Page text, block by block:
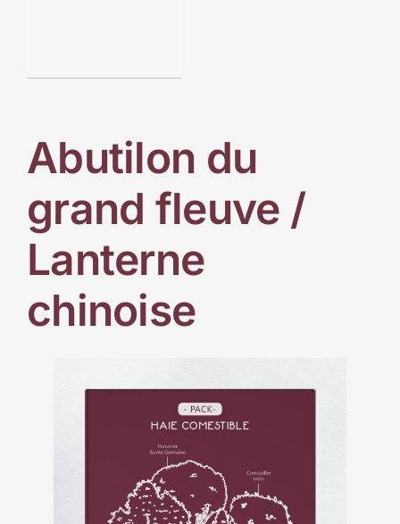
Abutilon du
grand fleuve /
Lanterne
chinoise